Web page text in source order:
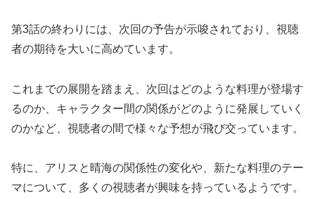
第3話の終わりには、次回の予告が示唆されており、視聴
者の期待を大いに高めています。
これまでの展開を踏まえ、次回はどのような料理が登場す
るのか、キャラクター間の関係がどのように発展していく
のかなど、視聴者の間で様々な予想が飛び交っています。
特に、アリスと晴海の関係性の変化や、新たな料理のテー
マについて、多くの視聴者が興味を持っているようです。